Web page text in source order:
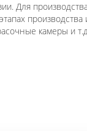
Для
камеры